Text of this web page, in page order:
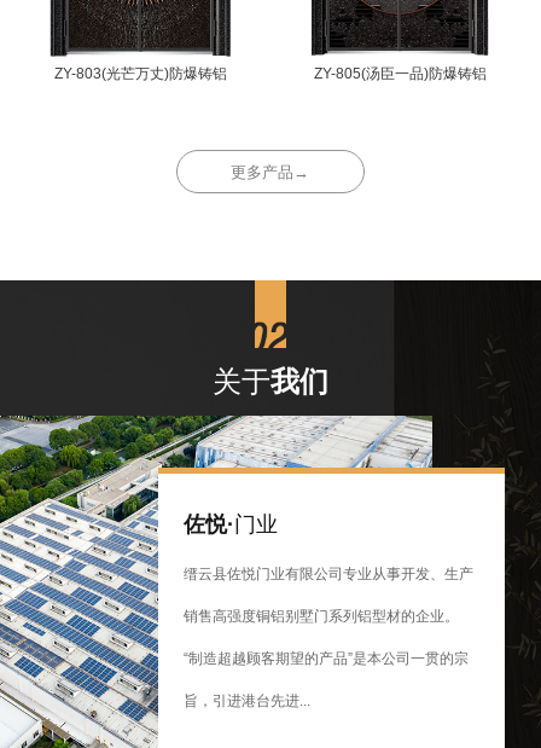
ZY-803(光芒万丈)防爆铸铝 ZY-805(汤臣一品)防爆铸铝
更多产品→
关于我们
佐悦·门业
缙云县佐悦门业有限公司专业从事开发、生产
销售高强度铜铝别墅门系列铝型材的企业。
“制造超越顾客期望的产品”是本公司一贯的宗
旨，引进港台先进...